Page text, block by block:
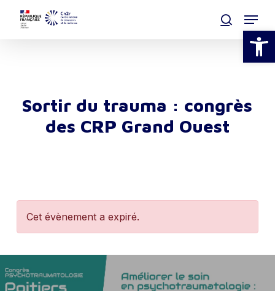
Ouvrir
Skip
search
Menu
Sortir du trauma : congrès
des CRP Grand Ouest
Cet évènement a expiré.